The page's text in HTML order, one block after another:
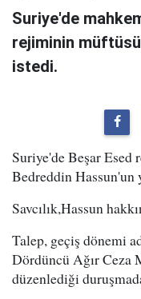
Suriye'de
rejiminin müftüsü
istedi.
Suriye'de Beşar
Bedreddin Hassun'un
Savcılık,Hassun
Talep, geçiş dönemi
Dördüncü Ağır Ceza
düzenlediği